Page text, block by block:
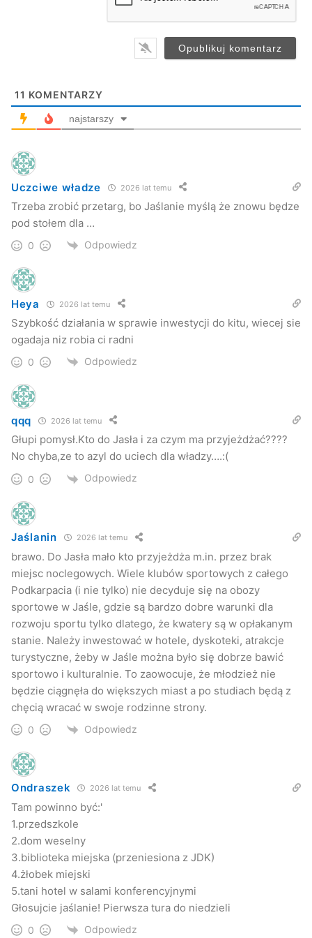
Dzięki decyzji radnych ruszy w końcu oczekiwany od lat
remont budynku.
Kuba Kowalczyk
Jaslonet.pl
11 KOMENTARZY
najstarszy
Uczciwe władze 2026 lat temu
Trzeba zrobić przetarg, bo Jaślanie myślą że znowu będze
pod stołem dla …
0 Odpowiedz
Heya 2026 lat temu
Szybkość działania w sprawie inwestycji do kitu, wiecej sie
ogadaja niz robia ci radni
0 Odpowiedz
qqq 2026 lat temu
Głupi pomysł.Kto do Jasła i za czym ma przyjeżdżać????
No chyba,ze to azyl do uciech dla władzy….:(
0 Odpowiedz
Jaślanin 2026 lat temu
brawo. Do Jasła mało kto przyjeżdża m.in. przez brak
miejsc noclegowych. Wiele klubów sportowych z całego
Podkarpacia (i nie tylko) nie decyduje się na obozy
sportowe w Jaśle, gdzie są bardzo dobre warunki dla
rozwoju sportu tylko dlatego, że kwatery są w opłakanym
stanie. Należy inwestować w hotele, dyskoteki, atrakcje
turystyczne, żeby w Jaśle można było się dobrze bawić
sportowo i kulturalnie. To zaowocuje, że młodzież nie
będzie ciągnęła do większych miast a po studiach będą z
chęcią wracać w swoje rodzinne strony.
0 Odpowiedz
Ondraszek 2026 lat temu
Tam powinno być:'
1.przedszkole
2.dom weselny
3.biblioteka miejska (przeniesiona z JDK)
4.żłobek miejski
5.tani hotel w salami konferencyjnymi
Głosujcie jaślanie! Pierwsza tura do niedzieli
0 Odpowiedz